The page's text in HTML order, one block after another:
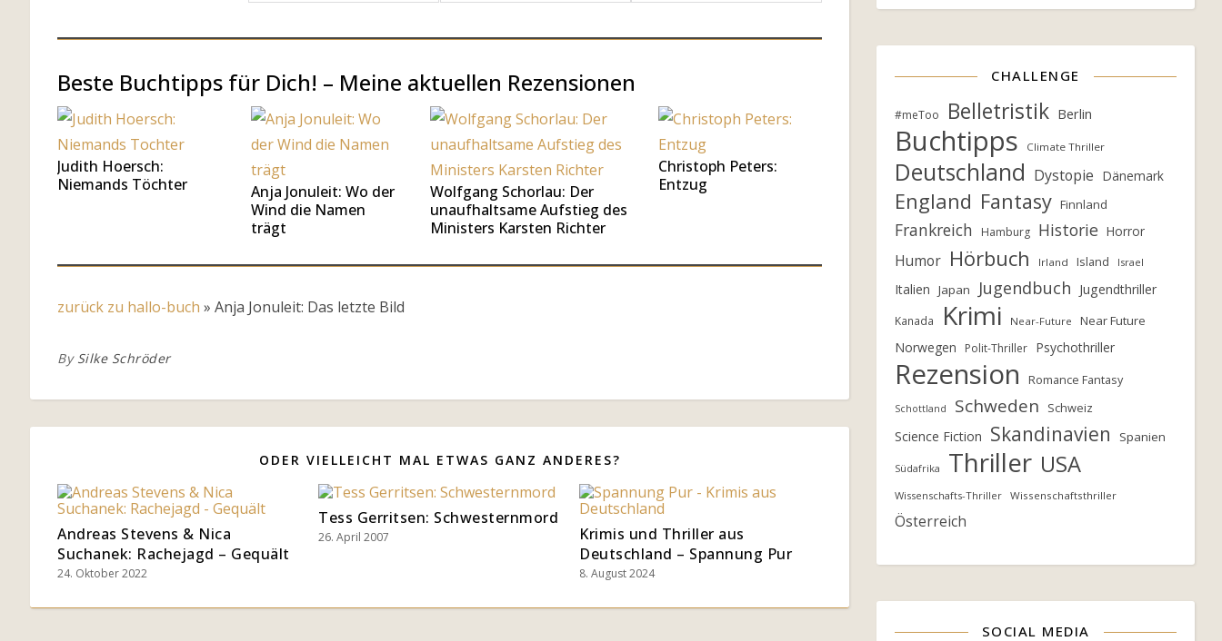
Beste Buchtipps für Dich! – Meine aktuellen Rezensionen
Judith Hoersch:
Niemands Töchter
Anja Jonuleit: Wo der
Wind die Namen
trägt
Wolfgang Schorlau: Der
unaufhaltsame Aufstieg des
Ministers Karsten Richter
Christoph Peters:
Entzug
zurück zu hallo-buch » Anja Jonuleit: Das letzte Bild
By Silke Schröder
ODER VIELLEICHT MAL ETWAS GANZ ANDERES?
Andreas Stevens & Nica
Suchanek: Rachejagd – Gequält
24. Oktober 2022
Tess Gerritsen: Schwesternmord
26. April 2007
Krimis und Thriller aus
Deutschland – Spannung Pur
8. August 2024
CHALLENGE
#meToo Belletristik Berlin
Buchtipps Climate Thriller
Deutschland Dystopie Dänemark
England Fantasy Finnland
Frankreich Hamburg Historie Horror
Humor Hörbuch Irland Island Israel
Italien Japan Jugendbuch Jugendthriller
Kanada Krimi Near-Future Near Future
Norwegen Polit-Thriller Psychothriller
Rezension Romance Fantasy
Schottland Schweden Schweiz
Science Fiction Skandinavien Spanien
Südafrika Thriller USA
Wissenschafts-Thriller Wissenschaftsthriller
Österreich
SOCIAL MEDIA